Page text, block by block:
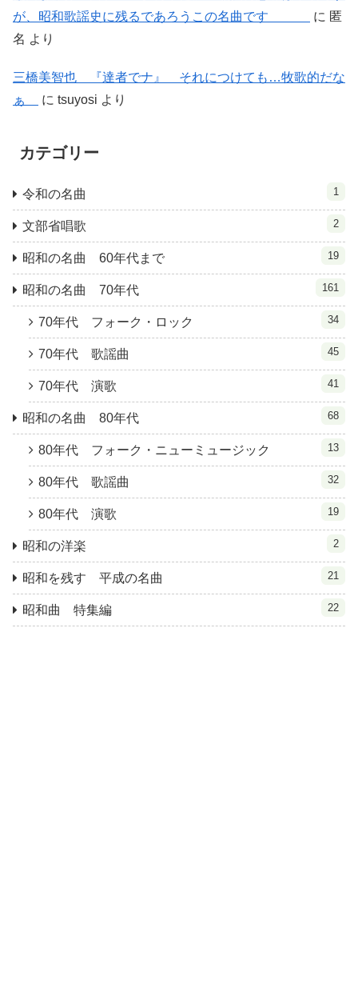
が、昭和歌謡史に残るであろうこの名曲です
に 匿
名 より
三橋美智也 『達者でナ』 それにつけても…牧歌的だな
ぁ
に tsuyosi より
カテゴリー
令和の名曲 1
文部省唱歌 2
昭和の名曲 60年代まで 19
昭和の名曲 70年代 161
70年代 フォーク・ロック 34
70年代 歌謡曲 45
70年代 演歌 41
昭和の名曲 80年代 68
80年代 フォーク・ニューミュージック 13
80年代 歌謡曲 32
80年代 演歌 19
昭和の洋楽 2
昭和を残す 平成の名曲 21
昭和曲 特集編 22